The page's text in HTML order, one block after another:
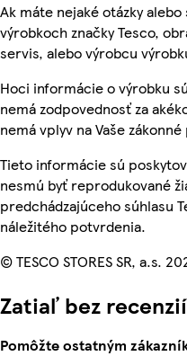
Ak máte nejaké otázky
výrobkoch značky Tesco,
servis, alebo výrobcu
Hoci informácie o výrobku
nemá zodpovednosť za
nemá vplyv na Vaše
Tieto informácie sú
nesmú byť reprodukované
predchádzajúceho súhlasu
náležitého potvrdenia.
© TESCO STORES SR, a.s.
Zatiaľ bez recenzií
Pomôžte ostatným